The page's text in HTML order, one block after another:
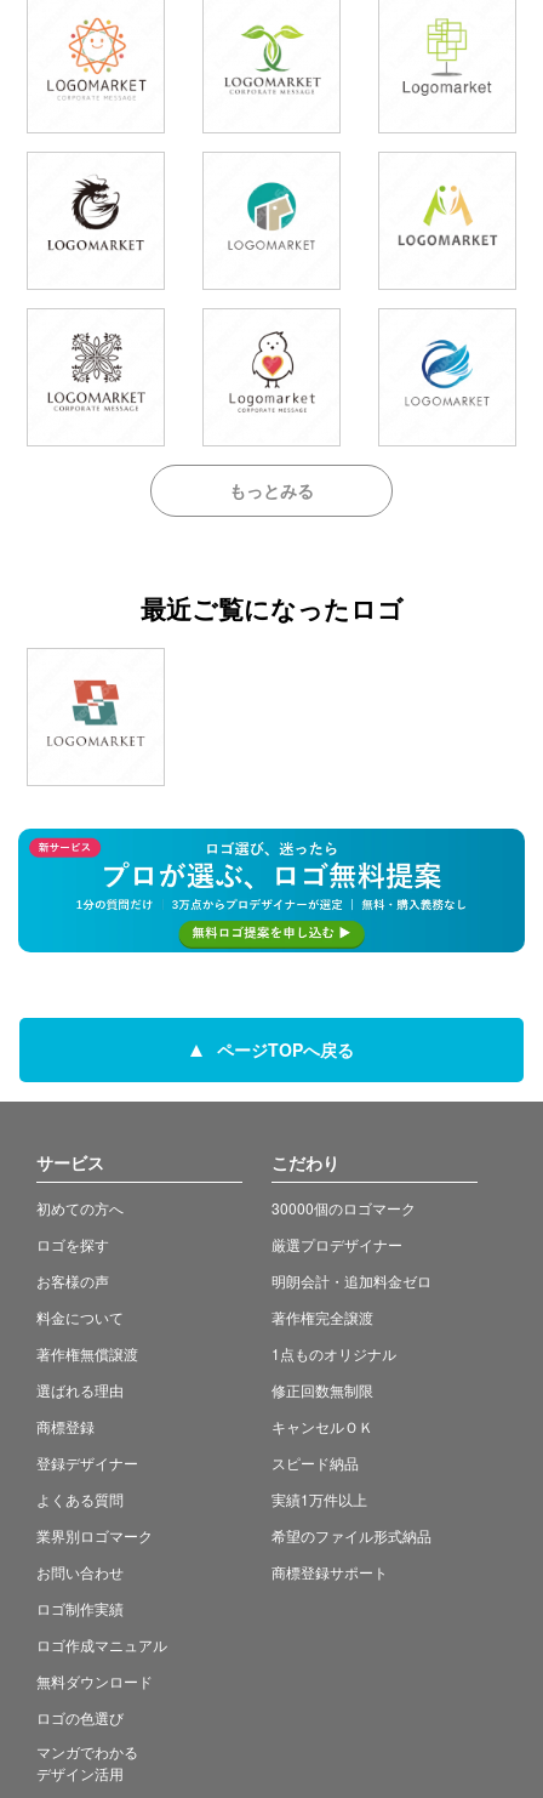
もっとみる
最近ご覧になったロゴ
ページTOPへ戻る
サービス
初めての方へ
ロゴを探す
お客様の声
料金について
著作権無償譲渡
選ばれる理由
商標登録
登録デザイナー
よくある質問
業界別ロゴマーク
お問い合わせ
ロゴ制作実績
ロゴ作成マニュアル
無料ダウンロード
ロゴの色選び
マンガでわかる
デザイン活用
こだわり
30000個のロゴマーク
厳選プロデザイナー
明朗会計・追加料金ゼロ
著作権完全譲渡
1点ものオリジナル
修正回数無制限
キャンセルＯＫ
スピード納品
実績1万件以上
希望のファイル形式納品
商標登録サポート